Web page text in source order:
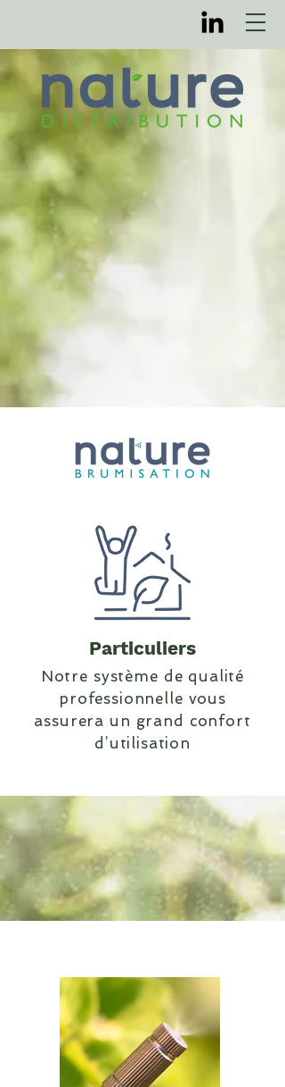
Particuliers
Notre système de qualité
professionnelle vous
assurera un grand confort
d’utilisation